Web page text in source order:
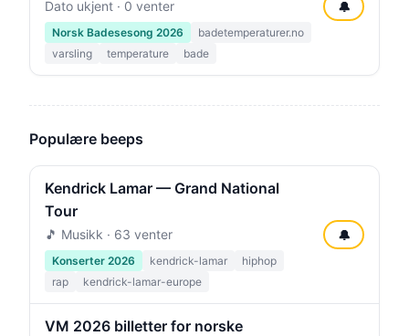
Dato ukjent · 0 venter
Norsk Badesesong 2026
badetemperaturer.no
varsling
temperature bade
🔔
Populære beeps
Kendrick Lamar — Grand National
Tour
🎵 Musikk · 63 venter
Konserter 2026 kendrick-lamar
hiphop
rap
kendrick-lamar-europe
🔔
VM 2026 billetter for norske